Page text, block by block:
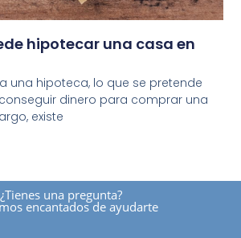
hipotecar una casa en
una hipoteca, lo que se pretende
dinero para comprar una
existe
¿tienes una pregunta?
encantados de ayudarte